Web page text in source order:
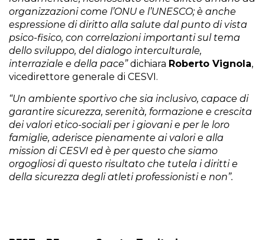
organizzazioni come l’ONU e l’UNESCO; è anche
espressione di diritto alla salute dal punto di vista
psico-fisico, con correlazioni importanti sul tema
dello sviluppo, del dialogo interculturale,
interraziale e della pace”dichiara Roberto Vignola,
vicedirettore generale di CESVI.
“Un ambiente sportivo che sia inclusivo, capace di
garantire sicurezza, serenità, formazione e crescita
dei valori etico-sociali per i giovani e per le loro
famiglie, aderisce pienamente ai valori e alla
mission di CESVI ed è per questo che siamo
orgogliosi di questo risultato che tutela i diritti e
della sicurezza degli atleti professionisti e non”.